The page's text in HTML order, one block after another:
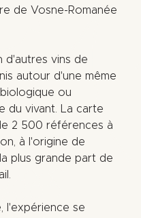
de Vosne-Romanée
d'autres vins de
autour d'une même
ou
du vivant. La carte
2 500 références à
à l'origine de
plus grande part de
l'expérience se